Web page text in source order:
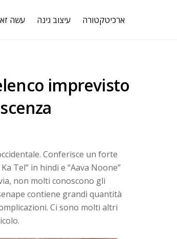
עשה עיצוב גינה ארכיטקטורה
imprevisto
Conferisce un forte
Tel” in hindi e “Aava Noone”
non molti conoscono gli
contiene grandi quantità
Ci sono molti altri